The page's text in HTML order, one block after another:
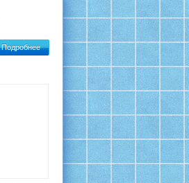
Подробнее